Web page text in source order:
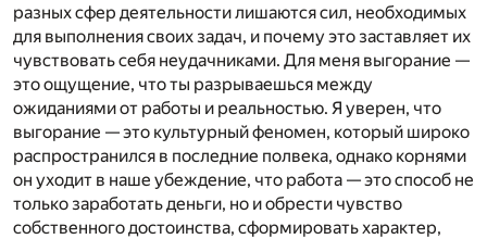
разных сфер деятельности лишаются сил, необходимых
для выполнения своих задач, и почему это заставляет их
чувствовать себя неудачниками. Для меня выгорание —
это ощущение, что ты разрываешься между
ожиданиями от работы и реальностью. Я уверен, что
выгорание — это культурный феномен, который широко
распространился в последние полвека, однако корнями
он уходит в наше убеждение, что работа — это способ не
только заработать деньги, но и обрести чувство
собственного достоинства, сформировать характер,